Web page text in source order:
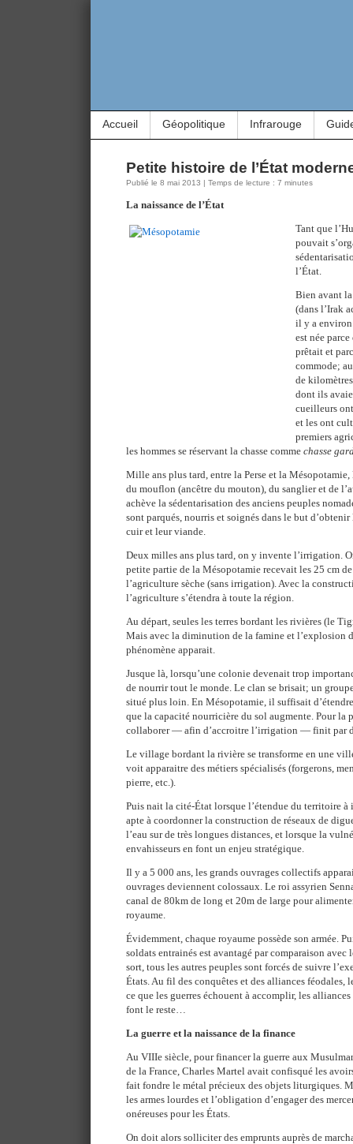
Accueil Géopolitique Infrarouge
Petite histoire de l’État
Publié le 8 mai 2013 | Temps de lecture : 7 minutes
La naissance de l’État
Tant que
pouvait
l’État.
Bien avant
(dans l’Irak
il y a environ
est née
prêtait et
commode;
de
dont ils
cueilleurs
et les ont
premiers
les hommes se réservant la chasse comme chasse
Mille ans plus tard, entre la Perse et la
du mouflon (ancêtre du mouton), du sanglier et de
achève la sédentarisation des anciens peuples
sont parqués, nourris et soignés dans le but
cuir et leur viande.
Deux milles ans plus tard, on y invente l’irrigation.
petite partie de la Mésopotamie recevait les 25 cm
l’agriculture sèche (sans irrigation). Avec la
l’agriculture s’étendra à toute la région.
Au départ, seules les terres bordant les rivières (le
Mais avec la diminution de la famine et l’explosion
phénomène apparait.
Jusque là, lorsqu’une colonie devenait trop
de nourrir tout le monde. Le clan se brisait; un
situé plus loin. En Mésopotamie, il suffisait
que la capacité nourricière du sol augmente. Pour la
collaborer — afin d’accroitre l’irrigation — finit par
Le village bordant la rivière se transforme en une
voit apparaitre des métiers spécialisés (forgerons,
pierre, etc.).
Puis nait la cité-État lorsque l’étendue du territoire à
apte à coordonner la construction de réseaux de
l’eau sur de très longues distances, et lorsque la
envahisseurs en font un enjeu stratégique.
Il y a 5 000 ans, les grands ouvrages collectifs
ouvrages deviennent colossaux. Le roi assyrien
canal de 80km de long et 20m de large pour
royaume.
Évidemment, chaque royaume possède son armée.
soldats entrainés est avantagé par comparaison avec
sort, tous les autres peuples sont forcés de suivre
États. Au fil des conquêtes et des alliances féodales,
ce que les guerres échouent à accomplir, les
font le reste…
La guerre et la naissance de la finance
Au VIIIe siècle, pour financer la guerre aux
de la France, Charles Martel avait confisqué les
fait fondre le métal précieux des objets liturgiques.
les armes lourdes et l’obligation d’engager des
onéreuses pour les États.
On doit alors solliciter des emprunts auprès de